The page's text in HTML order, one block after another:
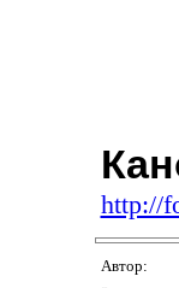
http://
Автор: